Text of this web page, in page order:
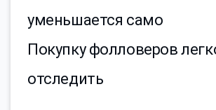
уменьшается само
Покупку фолловеров
отследить